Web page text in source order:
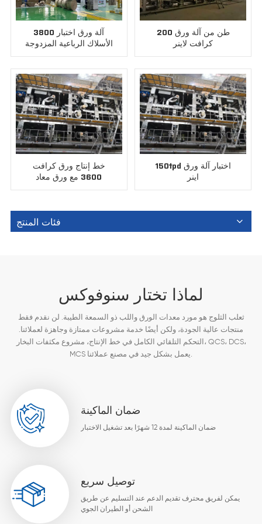
3800 آلة ورق اختبار
الأسلاك الرباعية المزدوجة
200 طن من آلة ورق
كرافت لاينر
خط إنتاج ورق كرافت
3600 مع ورق معاد
تدويره
150tpd اختبار آلة ورق
اينر
فئات المنتج
لماذا تختار سنوفوكس
ثعلب الثلوج هو مورد معدات الورق واللب ذو السمعة الطيبة. لن نقدم فقط
منتجات عالية الجودة، ولكن أيضًا خدمة مشروعات ممتازة وجاهزة لعملائنا.
التحكم التلقائي الكامل في خط الإنتاج، مشروع مكثفات البخار، QCS، DCS،
MCS يعمل بشكل جيد في مصنع عملائنا.
ضمان الماكينة
ضمان الماكينة لمدة 12 شهرًا بعد تشغيل الاختبار
توصيل سريع
يمكن لفريق محترف تقديم الدعم عند التسليم عن طريق
الشحن أو الطيران الجوي